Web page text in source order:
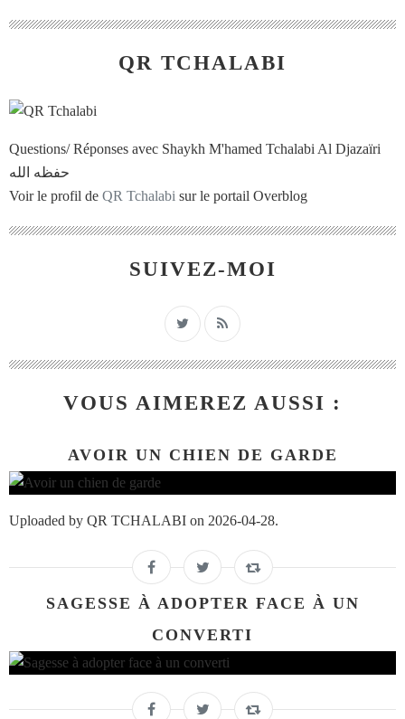
QR TCHALABI
Questions/ Réponses avec Shaykh M'hamed Tchalabi Al Djazaïri
حفظه الله
Voir le profil de QR Tchalabi sur le portail Overblog
SUIVEZ-MOI
VOUS AIMEREZ AUSSI :
AVOIR UN CHIEN DE GARDE
Uploaded by QR TCHALABI on 2026-04-28.
SAGESSE À ADOPTER FACE À UN
CONVERTI